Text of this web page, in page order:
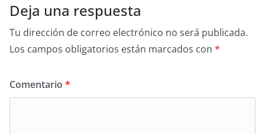
Deja una respuesta
Tu dirección de correo electrónico no será publicada.
Los campos obligatorios están marcados con *
Comentario *